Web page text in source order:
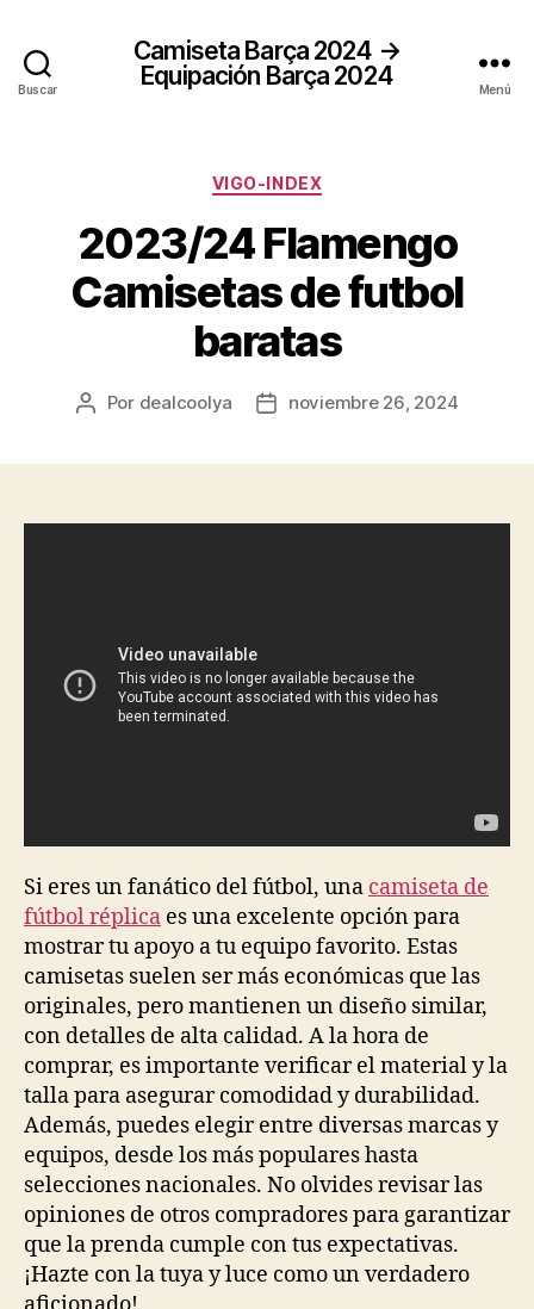
Buscar
Camiseta Barça 2024 →
Equipación Barça 2024
Menú
Categorías
VIGO-INDEX
2023/24 Flamengo
Camisetas de futbol
baratas
Autor
Por dealcoolya
Fechanoviembre 26, 2024
Si eres un fanático del fútbol, una camiseta de
fútbol réplica es una excelente opción para
mostrar tu apoyo a tu equipo favorito. Estas
camisetas suelen ser más económicas que las
originales, pero mantienen un diseño similar,
con detalles de alta calidad. A la hora de
comprar, es importante verificar el material y la
talla para asegurar comodidad y durabilidad.
Además, puedes elegir entre diversas marcas y
equipos, desde los más populares hasta
selecciones nacionales. No olvides revisar las
opiniones de otros compradores para garantizar
que la prenda cumple con tus expectativas.
¡Hazte con la tuya y luce como un verdadero